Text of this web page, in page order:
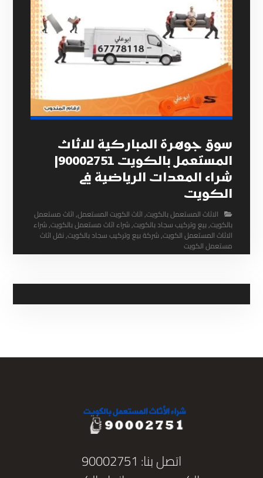
سوق جوهرة المباركية للاثاث
شراء المعدات الرياضية في
الكويت
الاثاث المستعمل بالكويت,اثاث الكويت المستعمل,اثاث مستعمل
بالكويت,بيع وتركيب سجاد بالكويت,شراء اثاث مستعمل بالكويت,شراء
الاثاث المستعمل الكويت,شركة بيع وتركيب سجاد بالكويت,نقل اثاث
مستعمل الكويت
اتصل بنا: 90002751